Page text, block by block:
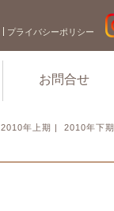
プライバシーポリシー
お問合せ
2010年上期 | 2010年下期